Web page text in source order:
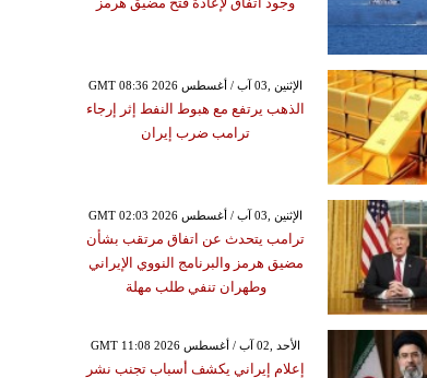
GMT 08:36 2026 الإثنين ,03 آب / أغسطس
الذهب يرتفع مع هبوط النفط إثر إرجاء
ترامب ضرب إيران
GMT 02:03 2026 الإثنين ,03 آب / أغسطس
ترامب يتحدث عن اتفاق مرتقب بشأن
مضيق هرمز والبرنامج النووي الإيراني
وطهران تنفي طلب مهلة
GMT 11:08 2026 الأحد ,02 آب / أغسطس
إعلام إيراني يكشف أسباب تجنب نشر